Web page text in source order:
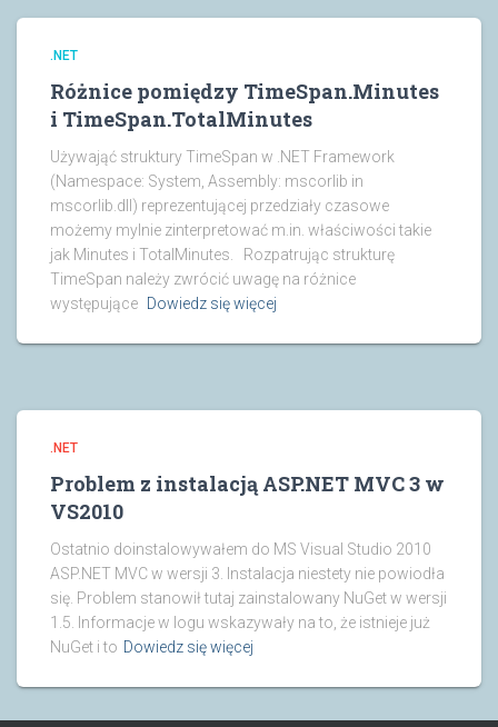
.NET
Różnice pomiędzy TimeSpan.Minutes
i TimeSpan.TotalMinutes
Używająć struktury TimeSpan w .NET Framework
(Namespace: System, Assembly: mscorlib in
mscorlib.dll) reprezentującej przedziały czasowe
możemy mylnie zinterpretować m.in. właściwości takie
jak Minutes i TotalMinutes. Rozpatrując strukturę
TimeSpan należy zwrócić uwagę na różnice
występujące Dowiedz się więcej
.NET
Problem z instalacją ASP.NET MVC 3 w
VS2010
Ostatnio doinstalowywałem do MS Visual Studio 2010
ASP.NET MVC w wersji 3. Instalacja niestety nie powiodła
się. Problem stanowił tutaj zainstalowany NuGet w wersji
1.5. Informacje w logu wskazywały na to, że istnieje już
NuGet i to Dowiedz się więcej